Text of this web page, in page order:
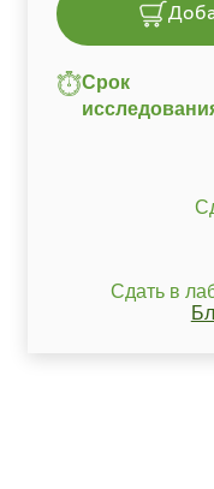
Срок
Сдать в